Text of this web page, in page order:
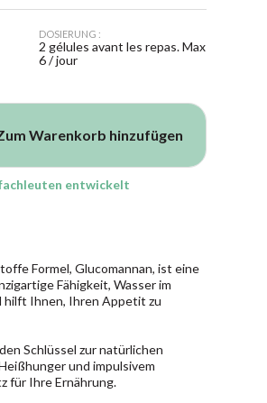
DOSIERUNG :
2 gélules avant les repas. Max
6 / jour
Warenkorb hinzufügen
entwickelt
Formel, Glucomannan, ist eine
Fähigkeit, Wasser im
hilft Ihnen, Ihren Appetit zu
Schlüssel zur natürlichen
und impulsivem
für Ihre Ernährung.